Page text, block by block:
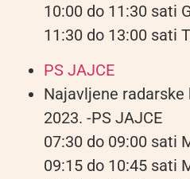
10:00 do 11:30 sati
11:30 do 13:00 sati
PS JAJCE
Najavljene radarske
2023. -PS JAJCE
07:30 do 09:00 sati
09:15 do 10:45 sati